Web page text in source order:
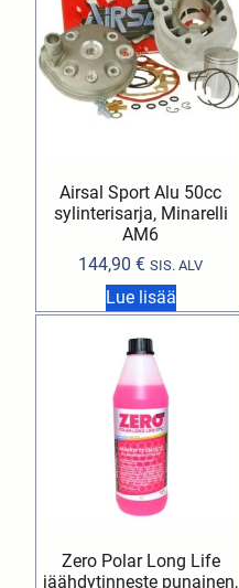
Airsal Sport Alu 50cc
sylinterisarja, Minarelli
AM6
144,90€ SIS. ALV
Lue lisää
Zero Polar Long Life
jäähdytinneste punainen,